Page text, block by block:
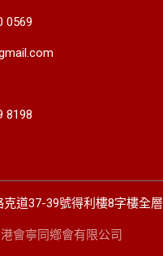
0569
8198
克道37-39號得利樓8字樓全層
會寧同鄕會有限公司